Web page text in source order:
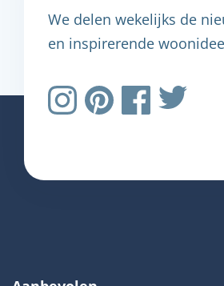
We delen wekelijks de
en inspirerende